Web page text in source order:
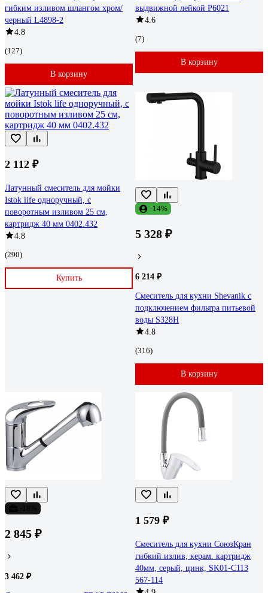
гибким изливом шлангом хром/
черный L4898-2
4.8
(127)
В корзину
выдвижной лейкой P6021
4.6
(7)
В корзину
2 112 ₽
Латунный смеситель для мойки
Istok life одноручный, с
поворотным изливом 25 см,
картридж 40 мм 0402.432
4.8
(290)
Купить
-14%
5 328 ₽
6 214 ₽
Смеситель для кухни Shevanik с
подключением фильтра питьевой
воды S328H
4.8
(316)
В корзину
2 845 ₽
3 462 ₽
1 579 ₽
Смеситель для кухни СоюзКран
гибкий излив, керам. картридж
40мм, серый, цинк, SK01-С113
567-114